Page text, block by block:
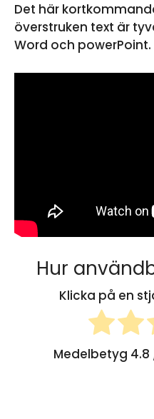
Det här
överstruken text är
Word och powerPoint.
Hur
Klicka på en
Medelbetyg 4.8